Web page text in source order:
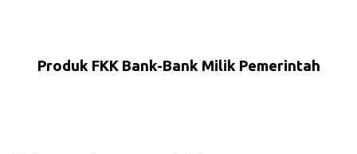
Produk FKK Bank-Bank Milik Pemerintah